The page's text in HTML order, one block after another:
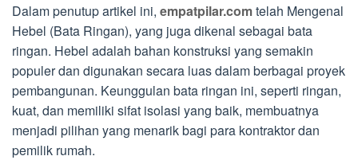
Dalam penutup artikel ini, empatpilar.comtelah Mengenal
Hebel (Bata Ringan), yang juga dikenal sebagai bata
ringan. Hebel adalah bahan konstruksi yang semakin
populer dan digunakan secara luas dalam berbagai proyek
pembangunan. Keunggulan bata ringan ini, seperti ringan,
kuat, dan memiliki sifat isolasi yang baik, membuatnya
menjadi pilihan yang menarik bagi para kontraktor dan
pemilik rumah.